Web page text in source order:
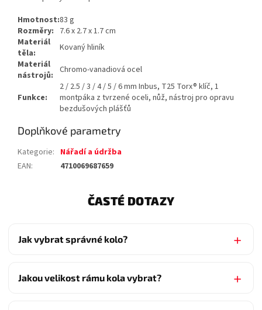
Hmotnost:83 g
Rozměry: 7.6 x 2.7 x 1.7 cm
Materiál
těla:
Kovaný hliník
Materiál
nástrojů: Chromo-vanadiová ocel
Funkce:
2 / 2.5 / 3 / 4 / 5 / 6 mm Inbus, T25 Torx® klíč, 1
montpáka z tvrzené oceli, nůž, nástroj pro opravu
bezdušových plášťů
Doplňkové parametry
Kategorie: Nářadí a údržba
EAN: 4710069687659
ČASTÉ DOTAZY
Jak vybrat správné kolo?
Jakou velikost rámu kola vybrat?